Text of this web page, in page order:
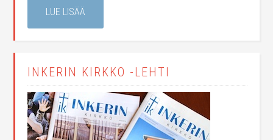
LUE LISÄÄ
INKERIN KIRKKO -LEHTI